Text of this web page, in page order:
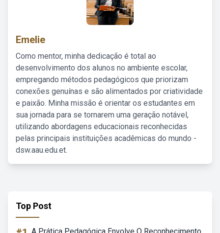
Emelie
Como mentor, minha dedicação é total ao
desenvolvimento dos alunos no ambiente escolar,
empregando métodos pedagógicos que priorizam
conexões genuínas e são alimentados por criatividade
e paixão. Minha missão é orientar os estudantes em
sua jornada para se tornarem uma geração notável,
utilizando abordagens educacionais reconhecidas
pelas principais instituições acadêmicas do mundo -
dsw.aau.edu.et.
Top Post